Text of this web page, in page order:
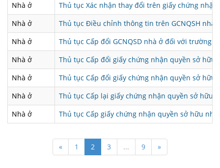
Nhà ở
Thủ tục Xác nhận thay đổi trên giấy chứng
Nhà ở
Thủ tục Điều chỉnh thông tin trên GCNQSH nhà
Nhà ở
Thủ tục Cấp đổi GCNQSD nhà ở đối với trường
Nhà ở
Thủ tục Cấp đổi giấy chứng nhận quyền sở hữu
Nhà ở
Thủ tục Cấp đổi giấy chứng nhận quyền sở hữu
Nhà ở
Thủ tục Cấp lại giấy chứng nhận quyền sở hữu
Nhà ở
Thủ tục Cấp giấy chứng nhận quyền sở hữu
« 1 2 3 ... 9 »